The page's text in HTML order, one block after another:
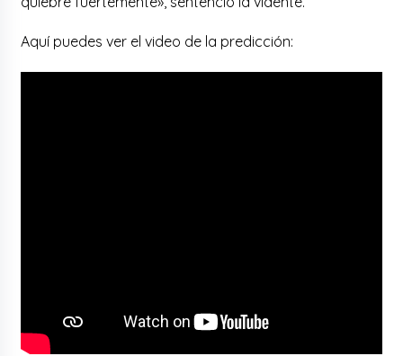
Aquí puedes ver el video de la predicción: